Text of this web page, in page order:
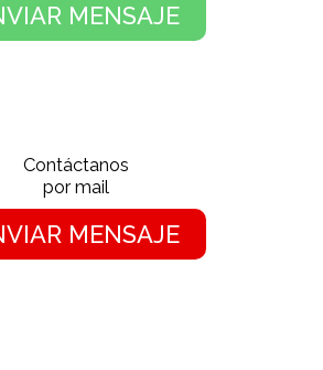
MENSAJE
Contáctanos
por mail
MENSAJE